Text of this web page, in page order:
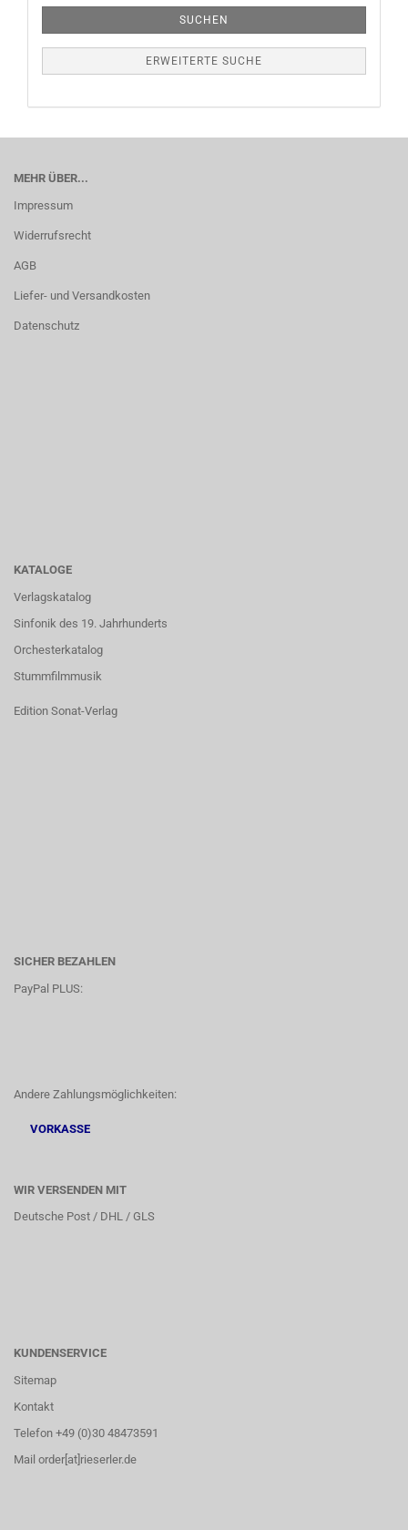
SUCHEN
ERWEITERTE SUCHE
MEHR ÜBER...
Impressum
Widerrufsrecht
AGB
Liefer- und Versandkosten
Datenschutz
KATALOGE
Verlagskatalog
Sinfonik des 19. Jahrhunderts
Orchesterkatalog
Stummfilmmusik
Edition Sonat-Verlag
SICHER BEZAHLEN
PayPal PLUS:
Andere Zahlungsmöglichkeiten:
VORKASSE
WIR VERSENDEN MIT
Deutsche Post / DHL / GLS
KUNDENSERVICE
Sitemap
Kontakt
Telefon +49 (0)30 48473591
Mail order[at]rieserler.de